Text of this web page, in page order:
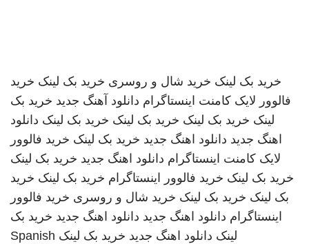
خرید بک لینک خرید شال و روسری خرید بک لینک خرید
فالوور لایک کامنت اینستاگرام دانلود آهنگ جدید خرید بک
لینک خرید بک لینک خرید بک لینک خرید بک لینک دانلود
اهنگ جدید دانلود اهنگ جدید خرید بک لینک خرید فالوور
لایک کامنت اینستاگرام دانلود اهنگ جدید خرید بک لینک
خرید بک لینک خرید فالوور اینستاگرام خرید بک لینک خرید
بک لینک خرید بک لینک خرید شال و روسری خرید فالوور
اینستاگرام دانلود اهنگ جدید دانلود اهنگ جدید خرید بک
لینک دانلود اهنگ جدید خرید بک لینک Spanish